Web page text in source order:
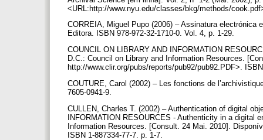
<URL:http://www.nyu.edu/classes/bkg/methods/
CORREIA, Miguel Pupo (2006) – Assinatura
Editora. ISBN 978-972-32-1710-0. Vol. 4, p. 1-29.
COUNCIL ON LIBRARY AND INFORMATION
D.C.: Council on Library and Information Resources.
http://www.clir.org/pubs/reports/pub92/pub92.PDF>.
COUTURE, Carol (2002) – Les fonctions de
7605-0941-9.
CULLEN, Charles T. (2002) – Authentication of digital
INFORMATION RESOURCES - Authenticity in a digital
Information Resources. [Consult. 24 Mai. 2010].
ISBN 1-887334-77-7. p. 1-7.